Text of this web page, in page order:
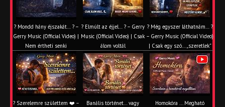
? Mondd hány éjszakát… ? –
Gerry Music (Official Video) |
Nem értheti senki
? Elmúlt az éjjel… ? – Gerry
Music (Official Video) | Csak
álom voltál
? Még egyszer láthatnám… ?
– Gerry Music (Official Video)
| Csak egy szó… „szeretlek”
? Szerelemre születtem ❤️ –
Banális történet… vagy
Homokóra ... Megható